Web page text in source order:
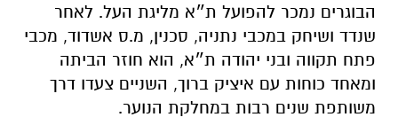
הבוגרים נמכר להפועל ת״א מליגת העל. לאחר
שנדד ושיחק במכבי נתניה, סכנין, מ.ס אשדוד, מכבי
פתח תקווה ובני יהודה ת״א, הוא חוזר הביתה
ומאחד כוחות עם איציק ברוך, השניים צעדו דרך
משותפת שנים רבות במחלקת הנוער.